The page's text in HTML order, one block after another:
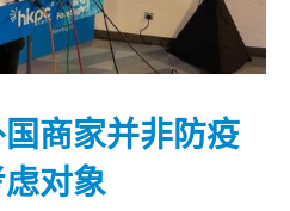
商家并非防疫
对象